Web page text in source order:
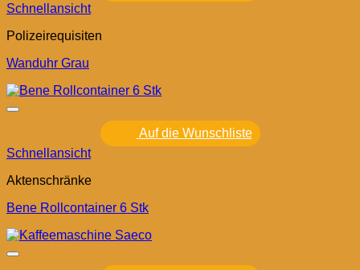
Schnellansicht
Polizeirequisiten
Wanduhr Grau
Auf die Wunschliste
Schnellansicht
Aktenschränke
Bene Rollcontainer 6 Stk